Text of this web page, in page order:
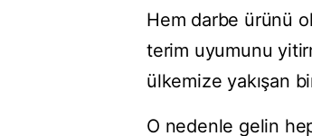
Hem darbe ürünü
terim uyumunu
ülkemize yakışan
O nedenle gelin